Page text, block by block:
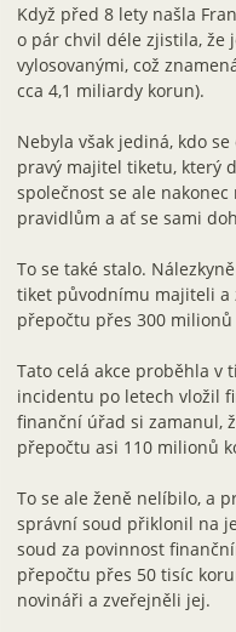
Když před 8 lety našla
o pár chvil déle zjistila, že
vylosovanými, což
cca 4,1 miliardy korun).
Nebyla však jediná, kdo
pravý majitel tiketu, který
společnost se ale
pravidlům a ať se sami
To se také stalo.
tiket původnímu majiteli a
přepočtu přes 300 milionů
Tato celá akce proběhla v
incidentu po letech vložil
finanční úřad si zamanul,
přepočtu asi 110 milionů
To se ale ženě nelíbilo, a
správní soud přiklonil na
soud za povinnost
přepočtu přes 50 tisíc
novináři a zveřejněli jej.